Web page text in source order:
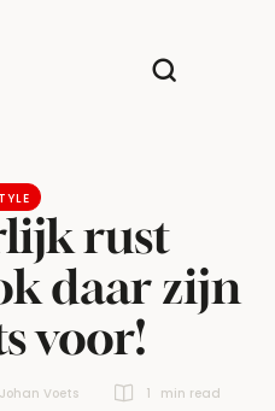
rust
daar zijn
voor!
Johan Voets 1 min read